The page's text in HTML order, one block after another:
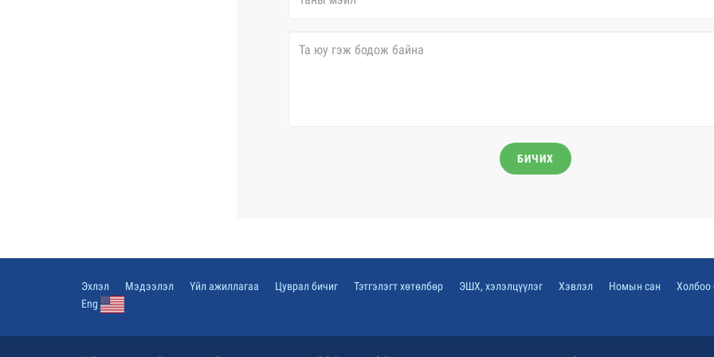
БИЧИХ
Эхлэл Мэдээлэл Үйл ажиллагаа Цуврал бичиг Тэтгэлэгт хөтөлбөр ЭШХ, хэлэлцүүлэг Хэвлэл Номын сан
Холбоо
Eng